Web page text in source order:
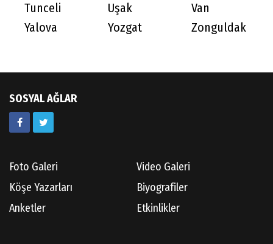
Tunceli
Uşak
Van
Yalova
Yozgat Zonguldak
SOSYAL AĞLAR
Foto Galeri
Video Galeri
Köşe Yazarları
Biyografiler
Anketler
Etkinlikler